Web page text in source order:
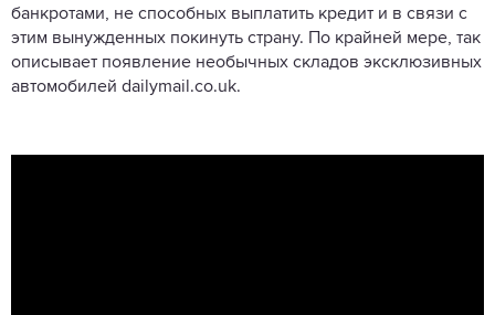
банкротами, не способных выплатить кредит и в связи с
этим вынужденных покинуть страну. По крайней мере, так
описывает появление необычных складов эксклюзивных
автомобилей dailymail.co.uk.